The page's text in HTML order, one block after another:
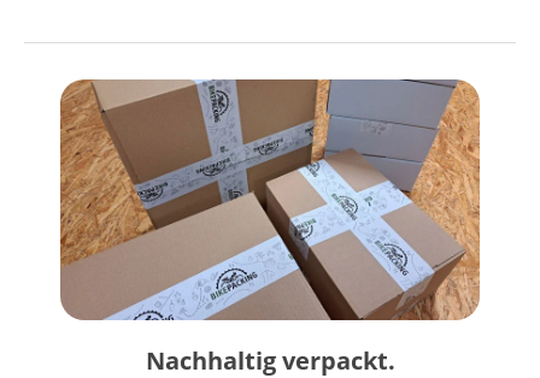
Nachhaltig verpackt.